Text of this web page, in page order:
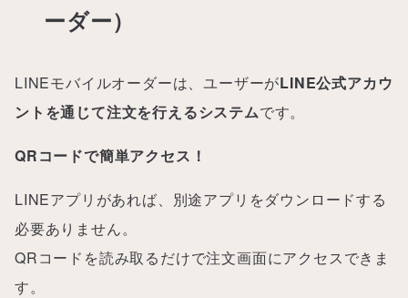
ーダー）
LINEモバイルオーダーは、ユーザーがLINE公式アカウ
ントを通じて注文を行えるシステムです。
QRコードで簡単アクセス！
LINEアプリがあれば、別途アプリをダウンロードする
必要ありません。
QRコードを読み取るだけで注文画面にアクセスできま
す。